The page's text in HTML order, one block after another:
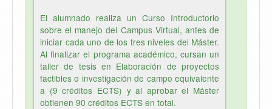
El alumnado realiza un Curso Introductorio
sobre el manejo del Campus Virtual, antes de
iniciar cada uno de los tres niveles del Máster.
Al finalizar el programa académico, cursan un
taller de tesis en Elaboración de proyectos
factibles o investigación de campo equivalente
a (9 créditos ECTS) y al aprobar el Máster
obtienen 90 créditos ECTS en total.